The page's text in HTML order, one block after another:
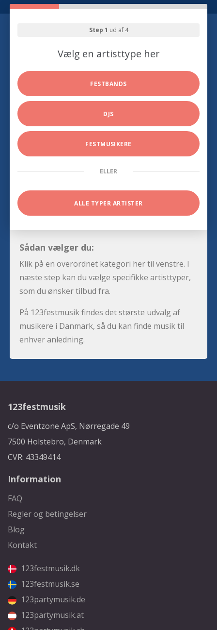
Step 1 ud af 4
Vælg en artisttype her
FESTBANDS
DJS
FESTMUSIKERE
ELLER
ALLE TYPER ARTISTER
Sådan vælger du:
Klik på en overordnet kategori her til venstre. I
næste step kan du vælge specifikke artisttyper,
som du ønsker tilbud fra.
På 123festmusik findes det største udvalg af
musikere i Danmark, så du kan finde musik til
enhver anledning.
123festmusik
c/o Eventzone ApS, Nørregade 49
7500 Holstebro, Denmark
CVR: 43349414
Information
FAQ
Regler og betingelser
Blog
Kontakt
123festmusik.dk
123festmusik.se
123partymusik.de
123partymusik.at